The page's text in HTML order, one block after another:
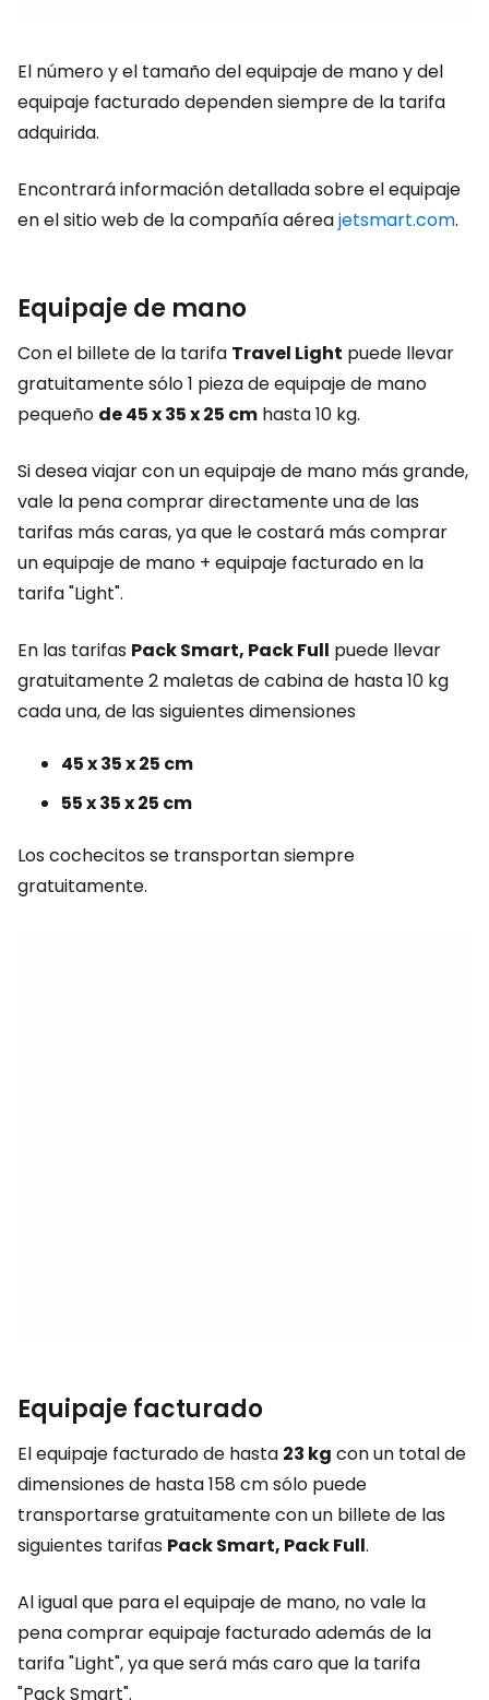
El número y el tamaño del equipaje de mano y del
equipaje facturado dependen siempre de la tarifa
adquirida.
Encontrará información detallada sobre el equipaje
en el sitio web de la compañía aéreajetsmart.com.
Equipaje de mano
Con el billete de la tarifa Travel Light puede llevar
gratuitamente sólo 1 pieza de equipaje de mano
pequeño de 45 x 35 x 25 cm hasta 10 kg.
Si desea viajar con un equipaje de mano más grande,
vale la pena comprar directamente una de las
tarifas más caras, ya que le costará más comprar
un equipaje de mano + equipaje facturado en la
tarifa "Light".
En las tarifas Pack Smart, Pack Full puede llevar
gratuitamente 2 maletas de cabina de hasta 10 kg
cada una, de las siguientes dimensiones
45 x 35 x 25 cm
55 x 35 x 25 cm
Los cochecitos se transportan siempre
gratuitamente.
Equipaje facturado
El equipaje facturado de hasta 23 kg con un total de
dimensiones de hasta 158 cm sólo puede
transportarse gratuitamente con un billete de las
siguientes tarifas Pack Smart, Pack Full.
Al igual que para el equipaje de mano, no vale la
pena comprar equipaje facturado además de la
tarifa "Light", ya que será más caro que la tarifa
"Pack Smart".